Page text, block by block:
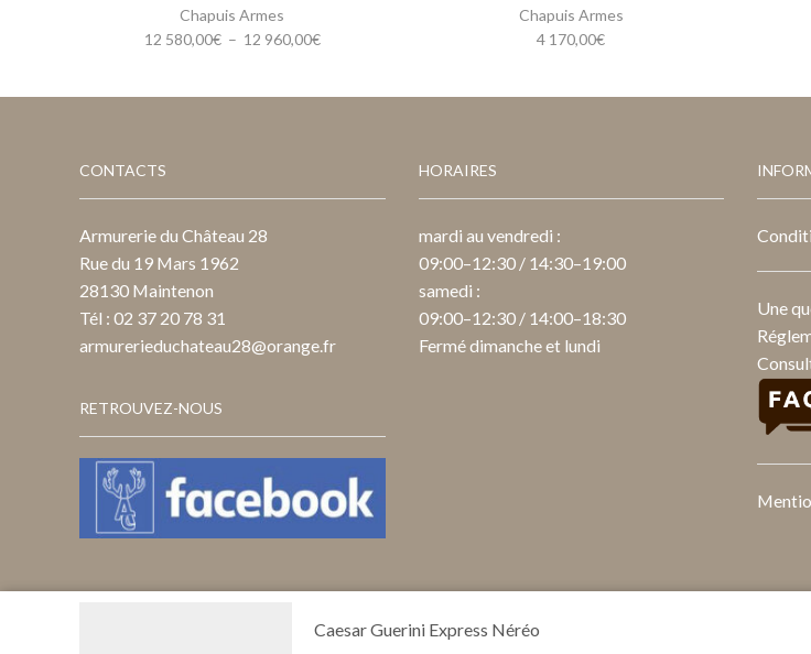
Chapuis Armes
12 580,00€ – 12 960,00€Plage
960,00€
Chapuis Armes
4 170,00€
CONTACTS
Armurerie du Château 28
Rue du 19 Mars 1962
28130 Maintenon
Tél : 02 37 20 78 31
armurerieduchateau28@orange.fr
RETROUVEZ-NOUS
HORAIRES
mardi au vendredi :
09:00–12:30 / 14:30–19:00
samedi :
09:00–12:30 / 14:00–18:30
Fermé dimanche et lundi
Une
Ⓒ Création & Design : Ventdecom.com 2020.Caesar Guerini Express Néréo